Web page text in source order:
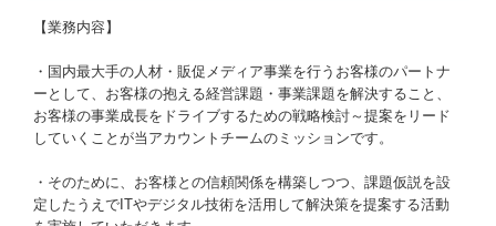
【業務内容】
・国内最大手の人材・販促メディア事業を行うお客様のパートナ
ーとして、お客様の抱える経営課題・事業課題を解決すること、
お客様の事業成長をドライブするための戦略検討～提案をリード
していくことが当アカウントチームのミッションです。
・そのために、お客様との信頼関係を構築しつつ、課題仮説を設
定したうえでITやデジタル技術を活用して解決策を提案する活動